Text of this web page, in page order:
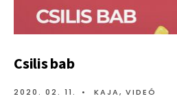
Csilis bab
2020. 02. 11. • KAJA, VIDEÓ